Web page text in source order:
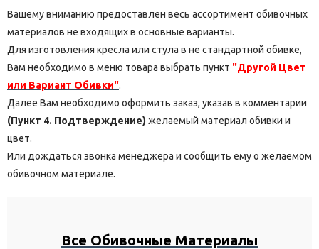
Вашему вниманию предоставлен весь ассортимент обивочных
материалов не входящих в основные варианты.
Для изготовления кресла или стула в не стандартной обивке,
Вам необходимо в меню товара выбрать пункт "Другой Цвет
или Вариант Обивки".
Далее Вам необходимо оформить заказ, указав в комментарии
(Пункт 4. Подтверждение) желаемый материал обивки и
цвет.
Или дождаться звонка менеджера и сообщить ему о желаемом
обивочном материале.
Все Обивочные Материалы